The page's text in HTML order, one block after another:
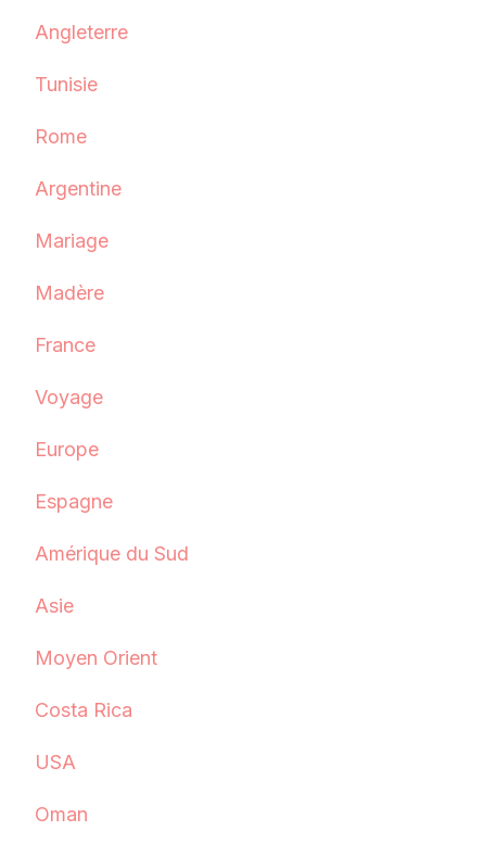
Angleterre
Tunisie
Rome
Argentine
Mariage
Madère
France
Voyage
Europe
Espagne
Amérique du Sud
Asie
Moyen Orient
Costa Rica
USA
Oman